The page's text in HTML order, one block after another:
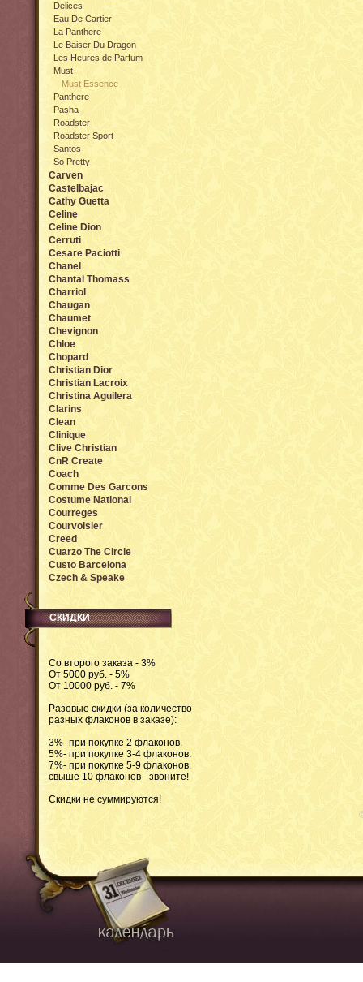
Delices
Eau De Cartier
La Panthere
Le Baiser Du Dragon
Les Heures de Parfum
Must
Must Essence
Panthere
Pasha
Roadster
Roadster Sport
Santos
So Pretty
Carven
Castelbajac
Cathy Guetta
Celine
Celine Dion
Cerruti
Cesare Paciotti
Chanel
Chantal Thomass
Charriol
Chaugan
Chaumet
Chevignon
Chloe
Chopard
Christian Dior
Christian Lacroix
Christina Aguilera
Clarins
Clean
Clinique
Clive Christian
CnR Create
Coach
Comme Des Garcons
Costume National
Courreges
Courvoisier
Creed
Cuarzo The Circle
Custo Barcelona
Czech & Speake
СКИДКИ
Со второго заказа - 3%
От 5000 руб. - 5%
От 10000 руб. - 7%
Разовые скидки (за количество
разных флаконов в заказе):
3%- при покупке 2 флаконов.
5%- при покупке 3-4 флаконов.
7%- при покупке 5-9 флаконов.
свыше 10 флаконов - звоните!
Скидки не суммируются!